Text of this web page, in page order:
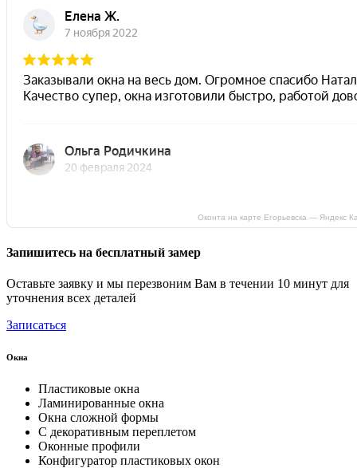
Оконта на карте Егорьевска — Яндекс
Запишитесь на бесплатный замер
Оставьте заявку и мы перезвоним Вам в течении 10 минут для
уточнения всех деталей
Записаться
Окна
Пластиковые окна
Ламинированные окна
Окна сложной формы
С декоративным переплетом
Оконные профили
Конфигуратор пластиковых окон